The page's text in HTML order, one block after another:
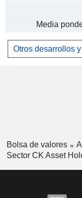
Media
Otros desarrollos
Bolsa de valores
Sector CK Asset